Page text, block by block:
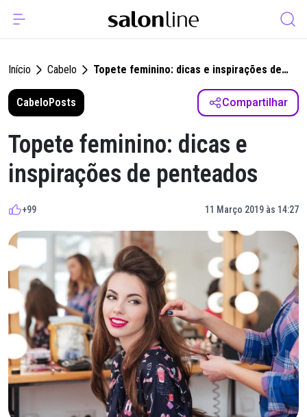
Início Cabelo
Topete feminino: dicas e inspirações de
CabeloPosts Compartilhar
Topete feminino: dicas e
inspirações de penteados
+99 11 Março 2019 às 14:27